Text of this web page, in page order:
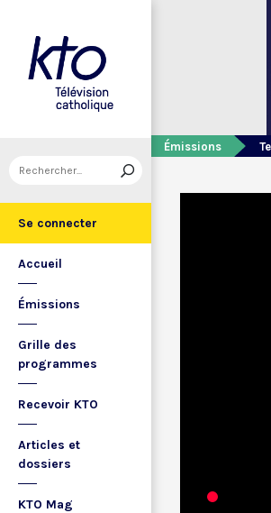
Se connecter
Accueil
Émissions
Grille des
programmes
Recevoir KTO
Articles et
dossiers
KTO Mag
Émissions